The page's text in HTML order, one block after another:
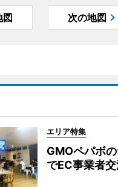
図 次の地図
エリア特集
GMOペパボ
でEC事業者